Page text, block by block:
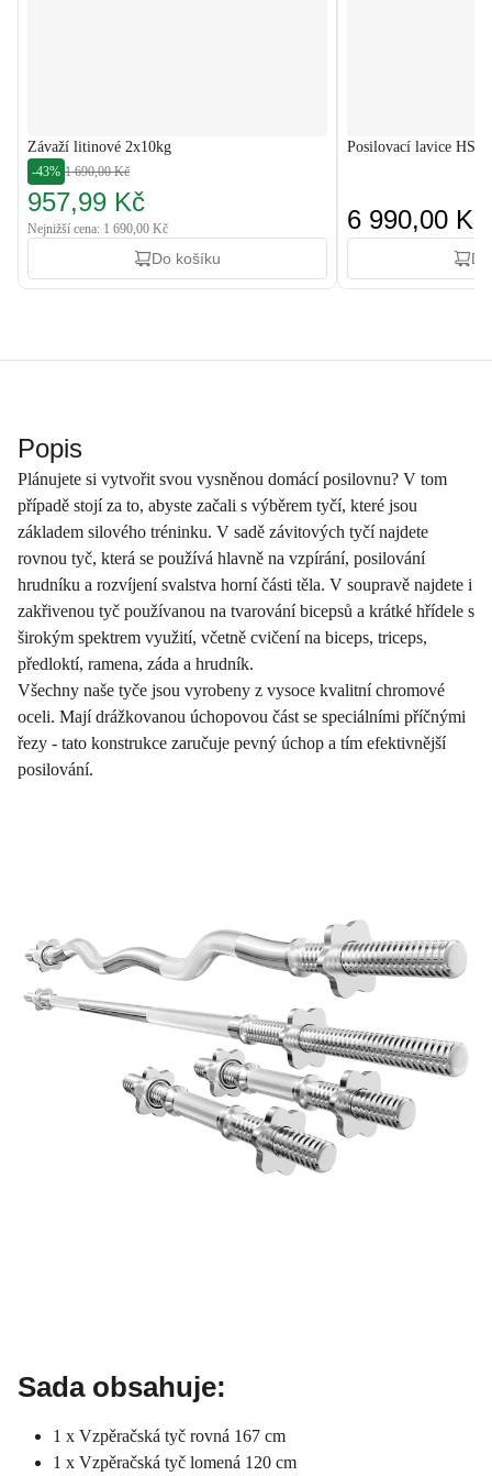
Závaží litinové 2x10kg
-43% 1 690,00 Kč
957,99 Kč
Nejnižší cena: 1 690,00 Kč
Do košíku
Posilovací lavice HS-
6 990,00 Kč
Popis
Plánujete si vytvořit svou vysněnou domácí posilovnu? V tom
případě stojí za to, abyste začali s výběrem tyčí, které jsou
základem silového tréninku. V sadě závitových tyčí najdete
rovnou tyč, která se používá hlavně na vzpírání, posilování
hrudníku a rozvíjení svalstva horní části těla. V soupravě najdete i
zakřivenou tyč používanou na tvarování bicepsů a krátké hřídele s
širokým spektrem využití, včetně cvičení na biceps, triceps,
předloktí, ramena, záda a hrudník.
Všechny naše tyče jsou vyrobeny z vysoce kvalitní chromové
oceli. Mají drážkovanou úchopovou část se speciálními příčnými
řezy - tato konstrukce zaručuje pevný úchop a tím efektivnější
posilování.
Sada obsahuje:
1 x Vzpěračská tyč rovná 167 cm
1 x Vzpěračská tyč lomená 120 cm